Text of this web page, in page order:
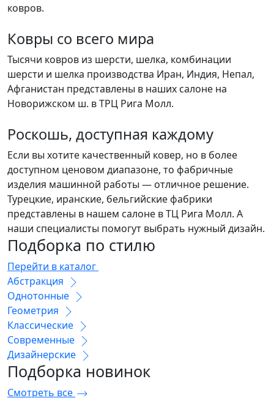
ковров.
Ковры со всего мира
Тысячи ковров из шерсти, шелка, комбинации
шерсти и шелка производства Иран, Индия, Непал,
Афганистан представлены в наших салоне на
Новорижском ш. в ТРЦ Рига Молл.
Роскошь, доступная каждому
Если вы хотите качественный ковер, но в более
доступном ценовом диапазоне, то фабричные
изделия машинной работы — отличное решение.
Турецкие, иранские, бельгийские фабрики
представлены в нашем салоне в ТЦ Рига Молл. А
наши специалисты помогут выбрать нужный дизайн.
Подборка по стилю
Перейти в каталог
Абстракция
Однотонные
Геометрия
Классические
Современные
Дизайнерские
Подборка новинок
Смотреть все